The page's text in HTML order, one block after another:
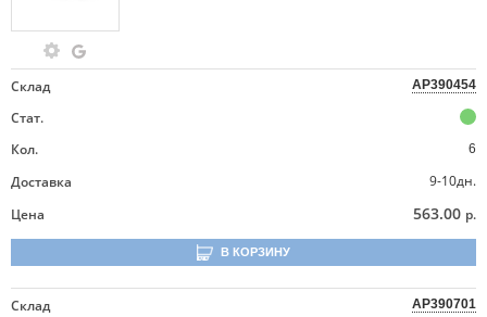
Склад AP390454
Стат.
Кол.
6
Доставка
9-10дн.
Цена
563.00 р.
В КОРЗИНУ
Склад AP390701